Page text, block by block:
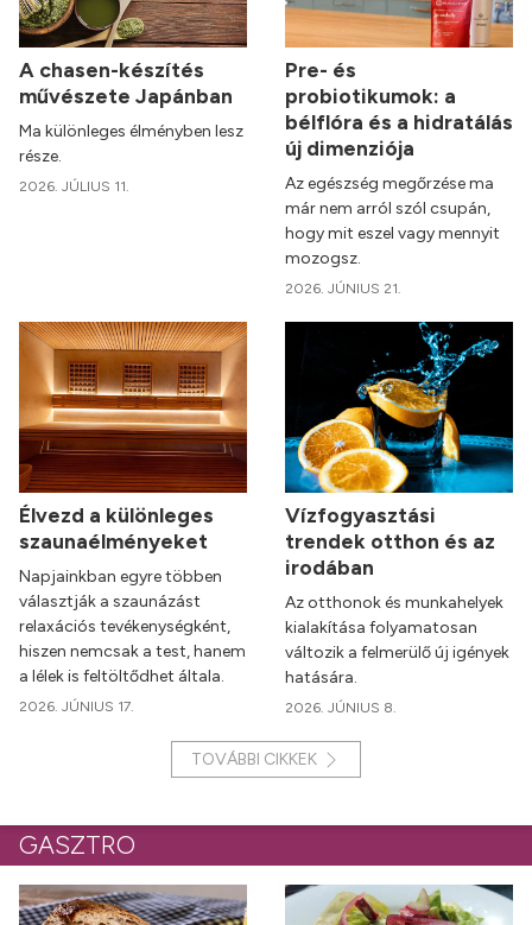
A chasen-készítés
művészete Japánban
Ma különleges élményben lesz
része.
2026. JÚLIUS 11.
Pre- és
probiotikumok: a
bélflóra és a hidratálás
új dimenziója
Az egészség megőrzése ma
már nem arról szól csupán,
hogy mit eszel vagy mennyit
mozogsz.
2026. JÚNIUS 21.
Élvezd a különleges
szaunaélményeket
Napjainkban egyre többen
választják a szaunázást
relaxációs tevékenységként,
hiszen nemcsak a test, hanem
a lélek is feltöltődhet általa.
2026. JÚNIUS 17.
Vízfogyasztási
trendek otthon és az
irodában
Az otthonok és munkahelyek
kialakítása folyamatosan
változik a felmerülő új igények
hatására.
2026. JÚNIUS 8.
TOVÁBBI CIKKEK
GASZTRO